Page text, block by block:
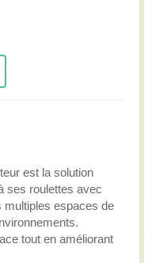
est la solution
ses roulettes avec
multiples espaces de
tout en améliorant